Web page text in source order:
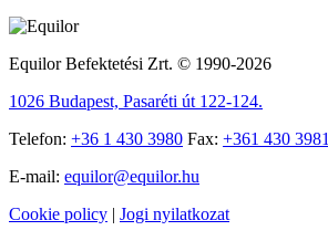
Equilor Befektetési Zrt. © 1990-2026
1026 Budapest, Pasaréti út 122-124.
Telefon: +36 1 430 3980 Fax: +361 430 3981
E-mail: equilor@equilor.hu
Cookie policy | Jogi nyilatkozat